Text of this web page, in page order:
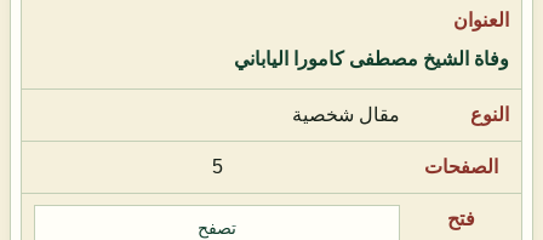
وفاة الشيخ مصطفى كامورا الياباني
مقال شخصية
5
تصفح